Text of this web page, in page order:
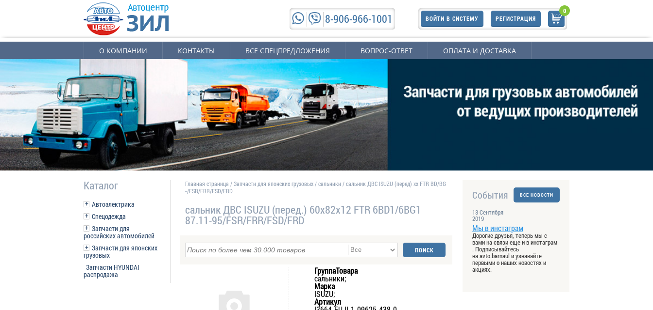
8-906-966-1001
0
ВОЙТИ В СИСТЕМУ РЕГИСТРАЦИЯ
О КОМПАНИИ КОНТАКТЫ ВСЕ СПЕЦПРЕДЛОЖЕНИЯ ВОПРОС-ОТВЕТ ОПЛАТА И ДОСТАВКА
Каталог
Автоэлектрика
Спецодежда
Запчасти для
российских автомобилей
Запчасти для японских
грузовых
Запчасти HYUNDAI
распродажа
ВСЕ НОВОСТИ
События
13 Сентября
2019
Мы в инстаграм
Дорогие друзья, теперь мы с
вами на связи еще и в инстаграм
. Подписывайтесь
на avto.barnaul и узнавайте
первыми о наших новостях и
акциях.
Главная страница /Запчасти для японских грузовых/сальники /сальник ДВС ISUZU (перед) хх FTR BD/BG
-/FSR/FRR/FSD/FRD
сальник ДВС ISUZU (перед.) 60х82х12 FTR 6BD1/6BG1
87.11-95/FSR/FRR/FSD/FRD
ГруппаТовара
сальники;
Марка
ISUZU;
Артикул